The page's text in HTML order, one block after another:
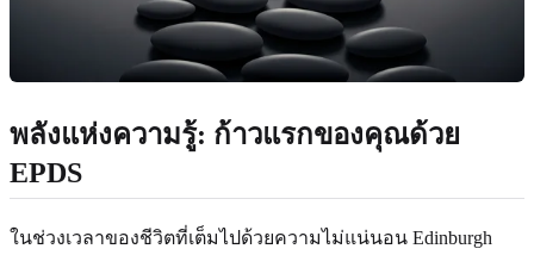
พลังแห่งความรู้: ก้าวแรกของคุณด้วย
EPDS
ในช่วงเวลาของชีวิตที่เต็มไปด้วยความไม่แน่นอน Edinburgh